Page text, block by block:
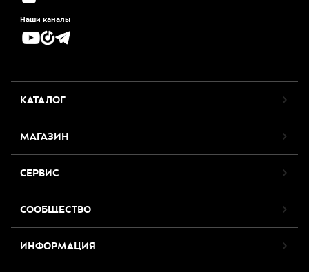
Наши каналы
КАТАЛОГ
МАГАЗИН
СЕРВИС
СООБЩЕСТВО
ИНФОРМАЦИЯ